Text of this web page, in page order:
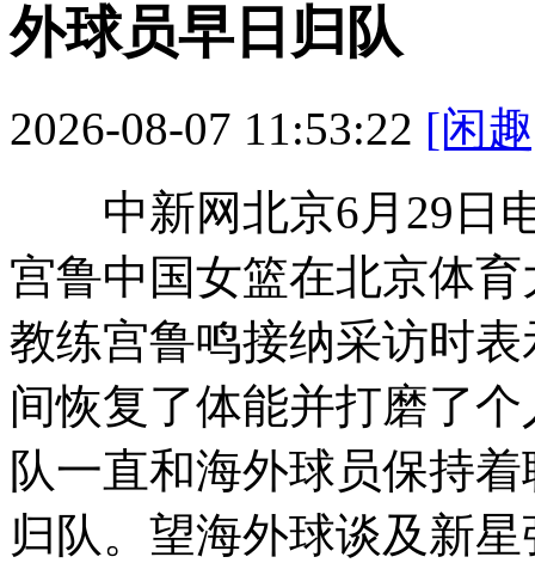
外球员早日归队
2026-08-07 11:53:22 [闲
中新网北京6月29日电
宫鲁中国女篮在北京体
教练宫鲁鸣接纳采访时
间恢复了体能并打磨了
队一直和海外球员保持
归队。望海外球谈及新